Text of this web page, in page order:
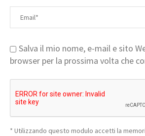
Salva il mio nome, e-mail e sito
browser per la prossima volta che
* Utilizzando questo modulo accetti la